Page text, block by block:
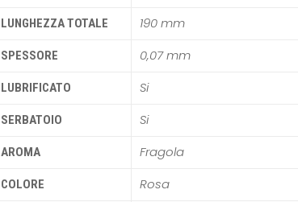
LUNGHEZZA TOTALE 190 mm
SPESSORE 0,07 mm
LUBRIFICATO Si
SERBATOIO Si
AROMA Fragola
COLORE Rosa